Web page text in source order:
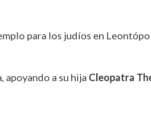
para los judíos en
a su hija Cleopatra